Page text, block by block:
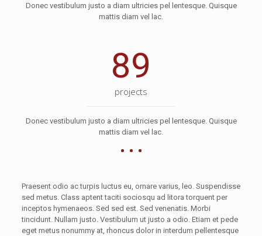
Donec vestibulum justo a diam ultricies pel lentesque. Quisque
mattis diam vel lac.
89
projects
Donec vestibulum justo a diam ultricies pel lentesque. Quisque
mattis diam vel lac.
Praesent odio ac turpis luctus eu, ornare varius, leo. Suspendisse
sed metus. Class aptent taciti sociosqu ad litora torquent per
inceptos hymenaeos. Sed sed est. Sed venenatis. Morbi
tincidunt. Nullam justo. Vestibulum ut justo a odio. Etiam et pede
eget metus nonummy at, rhoncus dolor in interdum pellentesque